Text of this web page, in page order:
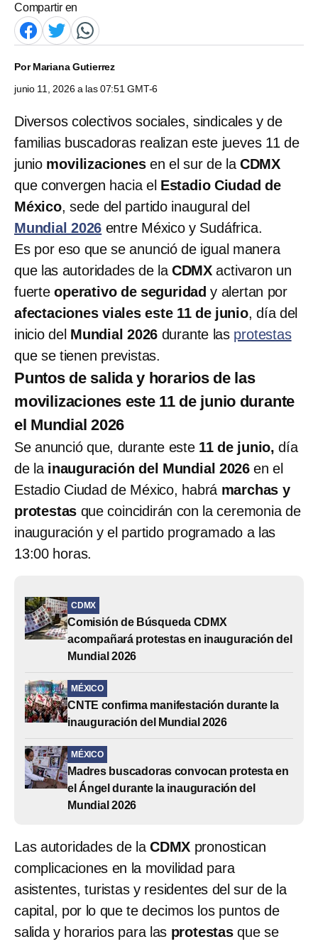
Compartir en
PorMariana Gutierrez
junio 11, 2026 a las 07:51 GMT-6
Diversos colectivos sociales, sindicales y de
familias buscadoras realizan este jueves 11 de
junio movilizacionesen el sur de la CDMX
que convergen hacia el Estadio Ciudad de
México, sede del partido inaugural del
Mundial 2026 entre México y Sudáfrica.
Es por eso que se anunció de igual manera
que las autoridades de la CDMX activaron un
fuerteoperativo de seguridad y alertan por
afectaciones viales este 11 de junio, día del
inicio del Mundial 2026 durante las protestas
que se tienen previstas.
Puntos de salida y horarios de las
movilizaciones este 11 de junio durante
el Mundial 2026
Se anunció que, durante este 11 de junio, día
de la inauguración del Mundial 2026 en el
Estadio Ciudad de México, habrá marchas y
protestas que coincidirán con la ceremonia de
inauguración y el partido programado a las
13:00 horas.
CDMX
Comisión de Búsqueda CDMX
acompañará protestas en inauguración del
Mundial 2026
MÉXICO
CNTE confirma manifestación durante la
inauguración del Mundial 2026
MÉXICO
Madres buscadoras convocan protesta en
el Ángel durante la inauguración del
Mundial 2026
Las autoridades de la CDMX pronostican
complicaciones en la movilidad para
asistentes, turistas y residentes del sur de la
capital, por lo que te decimos los puntos de
salida y horarios para las protestasque se